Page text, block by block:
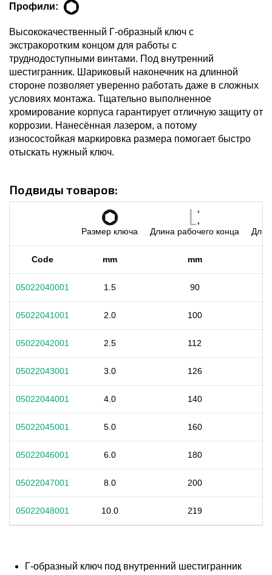
Профили:
Высококачественный Г-образный ключ с
экстракоротким концом для работы с
труднодоступными винтами. Под внутренний
шестигранник. Шариковый наконечник на длинной
стороне позволяет уверенно работать даже в сложных
условиях монтажа. Тщательно выполненное
хромирование корпуса гарантирует отличную защиту от
коррозии. Нанесённая лазером, а потому
износостойкая маркировка размера помогает быстро
отыскать нужный ключ.
Подвиды товаров:
Размер ключа Длина рабочего конца
Code mm mm
05022040001 1.5 90
05022041001 2.0 100
05022042001 2.5 112
05022043001 3.0 126
05022044001 4.0 140
05022045001 5.0 160
05022046001 6.0 180
05022047001 8.0 200
05022048001 10.0 219
Г-образный ключ под внутренний шестигранник